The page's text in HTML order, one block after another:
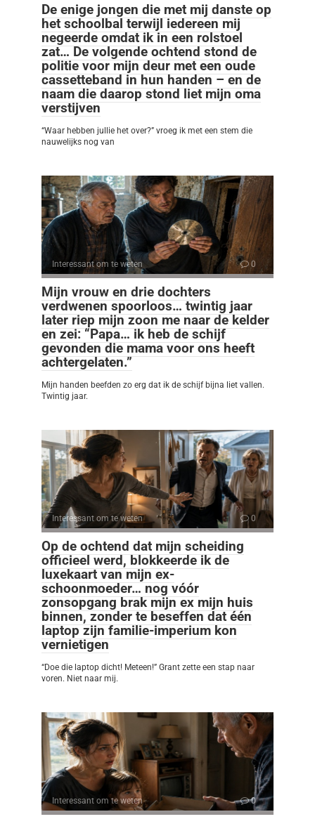
De enige jongen die met mij danste op
het schoolbal terwijl iedereen mij
negeerde omdat ik in een rolstoel
zat… De volgende ochtend stond de
politie voor mijn deur met een oude
cassetteband in hun handen – en de
naam die daarop stond liet mijn oma
verstijven
“Waar hebben jullie het over?” vroeg ik met een stem die
nauwelijks nog van
Interessant om te weten 0
Mijn vrouw en drie dochters
verdwenen spoorloos… twintig jaar
later riep mijn zoon me naar de kelder
en zei: “Papa… ik heb de schijf
gevonden die mama voor ons heeft
achtergelaten.”
Mijn handen beefden zo erg dat ik de schijf bijna liet vallen.
Twintig jaar.
Interessant om te weten 0
Op de ochtend dat mijn scheiding
officieel werd, blokkeerde ik de
luxekaart van mijn ex-
schoonmoeder… nog vóór
zonsopgang brak mijn ex mijn huis
binnen, zonder te beseffen dat één
laptop zijn familie-imperium kon
vernietigen
“Doe die laptop dicht! Meteen!” Grant zette een stap naar
voren. Niet naar mij.
Interessant om te weten 0